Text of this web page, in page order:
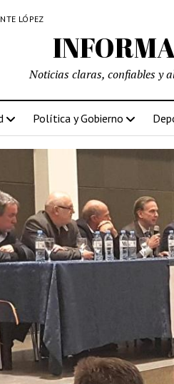
LÓPEZ
Noticias claras, confiables y
Política y Gobierno